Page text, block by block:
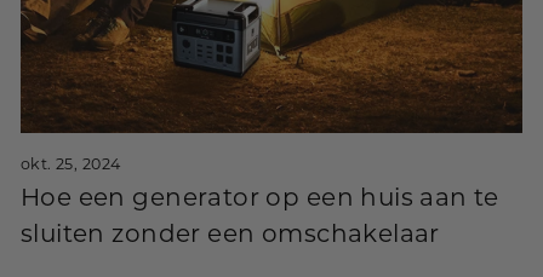
okt. 25, 2024
Hoe een generator op een huis aan te
sluiten zonder een omschakelaar